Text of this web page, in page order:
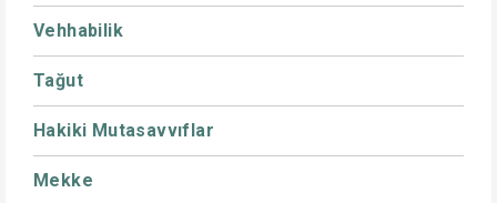
Vehhabilik
Tağut
Hakiki Mutasavvıflar
Mekke